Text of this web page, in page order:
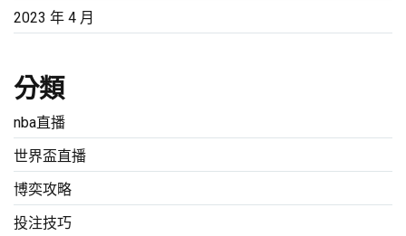
2023 年 4 月
分類
nba直播
世界盃直播
博奕攻略
投注技巧